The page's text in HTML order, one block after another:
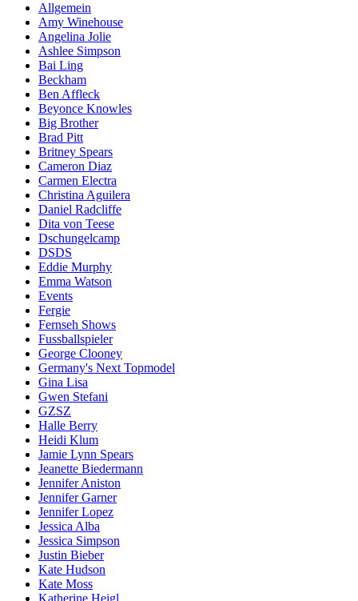
Allgemein
Amy Winehouse
Angelina Jolie
Ashlee Simpson
Bai Ling
Beckham
Ben Affleck
Beyonce Knowles
Big Brother
Brad Pitt
Britney Spears
Cameron Diaz
Carmen Electra
Christina Aguilera
Daniel Radcliffe
Dita von Teese
Dschungelcamp
DSDS
Eddie Murphy
Emma Watson
Events
Fergie
Fernseh Shows
Fussballspieler
George Clooney
Germany's Next Topmodel
Gina Lisa
Gwen Stefani
GZSZ
Halle Berry
Heidi Klum
Jamie Lynn Spears
Jeanette Biedermann
Jennifer Aniston
Jennifer Garner
Jennifer Lopez
Jessica Alba
Jessica Simpson
Justin Bieber
Kate Hudson
Kate Moss